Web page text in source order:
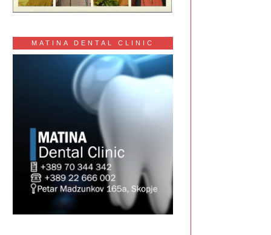
MATINA DENTAL CLINIC